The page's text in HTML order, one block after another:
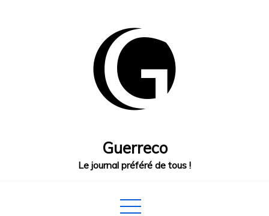
Guerreco
Le journal préféré de tous !